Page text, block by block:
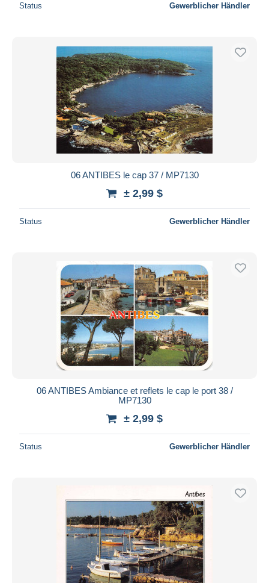
Status Gewerblicher Händler
06 ANTIBES le cap 37 / MP7130
± 2,99 $
Status Gewerblicher Händler
06 ANTIBES Ambiance et reflets le cap le port 38 /
MP7130
± 2,99 $
Status Gewerblicher Händler